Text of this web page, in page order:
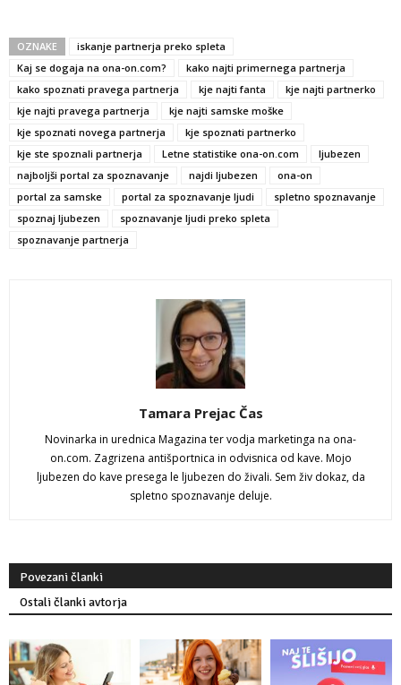
OZNAKE
iskanje partnerja preko spleta
Kaj se dogaja na ona-on.com?
kako najti primernega partnerja
kako spoznati pravega partnerja
kje najti fanta
kje najti partnerko
kje najti pravega partnerja
kje najti samske moške
kje spoznati novega partnerja
kje spoznati partnerko
kje ste spoznali partnerja
Letne statistike ona-on.com
ljubezen
najboljši portal za spoznavanje
najdi ljubezen
ona-on
portal za samske
portal za spoznavanje ljudi
spletno spoznavanje
spoznaj ljubezen
spoznavanje ljudi preko spleta
spoznavanje partnerja
Tamara Prejac Čas
Novinarka in urednica Magazina ter vodja marketinga na ona-
on.com. Zagrizena antišportnica in odvisnica od kave. Mojo
ljubezen do kave presega le ljubezen do živali. Sem živ dokaz, da
spletno spoznavanje deluje.
Povezani članki
Ostali članki avtorja